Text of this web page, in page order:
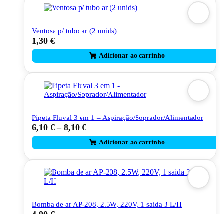
Ventosa p/ tubo ar (2 unids)
1,30 €
Pipeta Fluval 3 em 1 – Aspiração/Soprador/Alimentador
6,10 € – 8,10 €
This
product
has
multiple
variants.
options
chosen
Bomba de ar AP-208, 2.5W, 220V, 1 saida 3 L/H